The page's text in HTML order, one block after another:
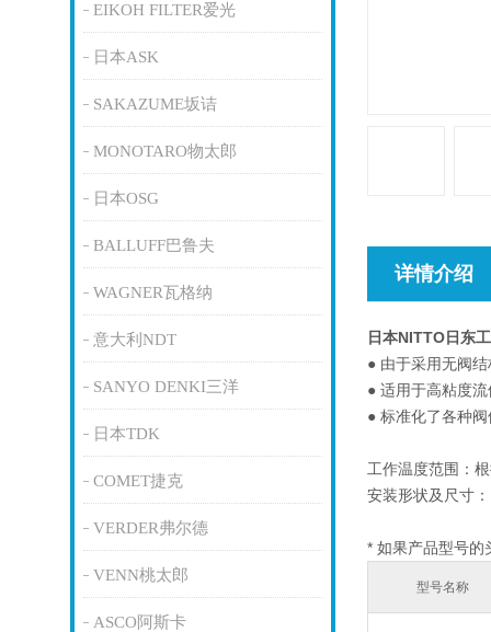
EIKOH FILTER爱光
日本ASK
SAKAZUME坂诘
MONOTARO物太郎
日本OSG
BALLUFF巴鲁夫
WAGNER瓦格纳
意大利NDT
SANYO DENKI三洋
日本TDK
COMET捷克
VERDER弗尔德
VENN桃太郎
ASCO阿斯卡
详情介绍
日本NITTO日东
● 由于采用无阀
● 适用于高粘度
● 标准化了各种
工作温度范围：
安装形状及尺寸
* 如果产品型号的
型号名称